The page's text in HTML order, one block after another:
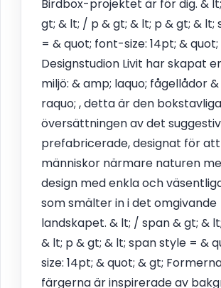
Birdbox-projektet är för dig. &
gt; & lt; / p & gt; & lt; p & gt; & lt;
= & quot; font-size: 14pt; & quot;
Designstudion Livit har skapat
miljö: & amp; laquo; fågellådor
raquo; , detta är den bokstavliga
översättningen av det
prefabricerade, designat för
människor närmare naturen
design med enkla och
som smälter in i det omgivande
landskapet. & lt; / span & gt; &
& lt; p & gt; & lt; span style = &
size: 14pt; & quot; & gt;
färgerna är inspirerade av